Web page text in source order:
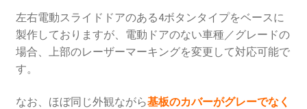
左右電動スライドドアのある4ボタンタイプをベースに
製作しておりますが、電動ドアのない車種／グレードの
場合、上部のレーザーマーキングを変更して対応可能で
す。
なお、ほぼ同じ外観ながら基板のカバーがグレーでなく